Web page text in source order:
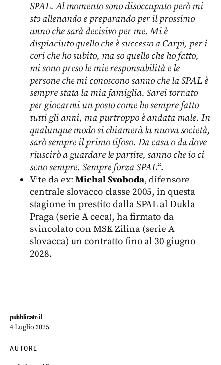
pubblicato il
4 Luglio 2025
AUTORE
SPAL. Al momento sono disoccupato però mi
sto allenando e preparando per il prossimo
anno che sarà decisivo per me. Mi è
dispiaciuto quello che è successo a Carpi, per i
cori che ho subito, ma so quello che ho fatto,
mi sono preso le mie responsabilità e le
persone che mi conoscono sanno che la SPAL è
sempre stata la mia famiglia. Sarei tornato
per giocarmi un posto come ho sempre fatto
tutti gli anni, ma purtroppo è andata male. In
qualunque modo si chiamerà la nuova società,
sarò sempre il primo tifoso. Da casa o da dove
riuscirò a guardare le partite, sanno che io ci
sono sempre. Sempre forza SPAL“.
Vite da ex: Michal Svoboda, difensore
centrale slovacco classe 2005, in questa
stagione in prestito dalla SPAL al Dukla
Praga (serie A ceca), ha firmato da
svincolato con MSK Zilina (serie A
slovacca) un contratto fino al 30 giugno
2028.